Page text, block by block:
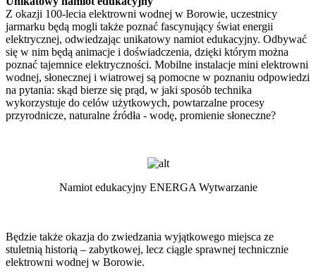
Z okazji 100-lecia elektrowni wodnej w Borowie, uczestnicy
jarmarku będą mogli także poznać fascynujący świat energii
elektrycznej, odwiedzając unikatowy namiot edukacyjny. Odbywać
się w nim będą animacje i doświadczenia, dzięki którym można
poznać tajemnice elektryczności. Mobilne instalacje mini elektrowni
wodnej, słonecznej i wiatrowej są pomocne w poznaniu odpowiedzi
na pytania: skąd bierze się prąd, w jaki sposób technika
wykorzystuje do celów użytkowych, powtarzalne procesy
przyrodnicze, naturalne źródła - wodę, promienie słoneczne?
Namiot edukacyjny ENERGA Wytwarzanie
Będzie także okazja do zwiedzania wyjątkowego miejsca ze
stuletnią historią – zabytkowej, lecz ciągle sprawnej technicznie
elektrowni wodnej w Borowie.